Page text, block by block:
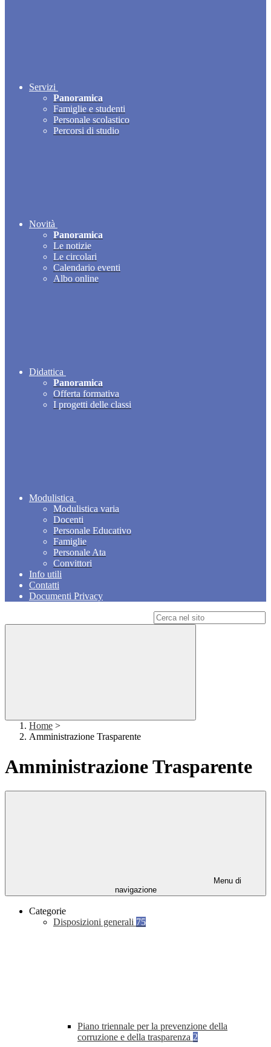
Servizi
Panoramica
Famiglie e studenti
Personale scolastico
Percorsi di studio
Novità
Panoramica
Le notizie
Le circolari
Calendario eventi
Albo online
Didattica
Panoramica
Offerta formativa
I progetti delle classi
Modulistica
Modulistica varia
Docenti
Personale Educativo
Famiglie
Personale Ata
Convittori
Info utili
Contatti
Documenti Privacy
Home >
Amministrazione Trasparente
Amministrazione Trasparente
Menu di
navigazione
Categorie
Disposizioni generali 75
Piano triennale per la prevenzione della
corruzione e della trasparenza 2